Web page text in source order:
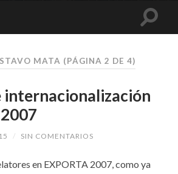
MATA (PÁGINA 2 DE 4)
internacionalización
/ SIN COMENTARIOS
en EXPORTA 2007, como ya